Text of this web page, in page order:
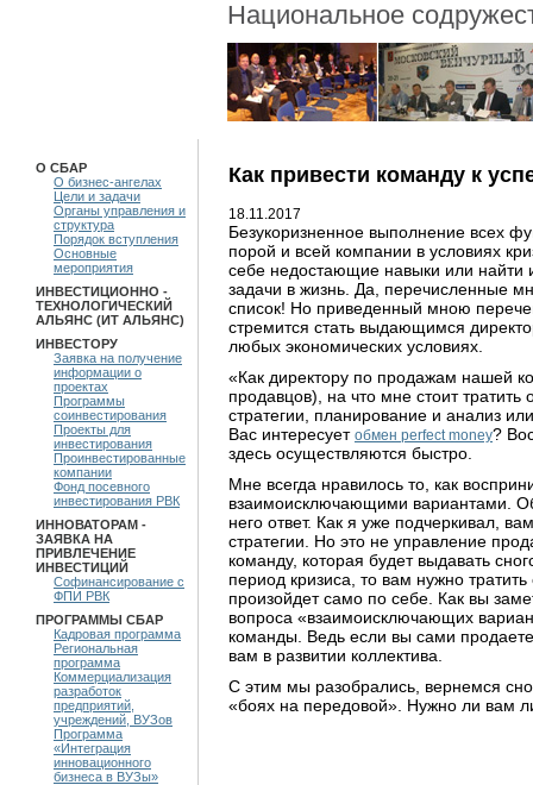
Национальное
О СБАР
О бизнес-ангелах
Цели и задачи
Органы управления и
структура
Порядок вступления
Основные
мероприятия
ИНВЕСТИЦИОННО -
ТЕХНОЛОГИЧЕСКИЙ
АЛЬЯНС (ИТ АЛЬЯНС)
ИНВЕСТОРУ
Заявка на получение
информации о
проектах
Программы
соинвестирования
Проекты для
инвестирования
Проинвестированные
компании
Фонд посевного
инвестирования РВК
ИННОВАТОРАМ -
ЗАЯВКА НА
ПРИВЛЕЧЕНИЕ
ИНВЕСТИЦИЙ
Софинансирование с
ФПИ РВК
ПРОГРАММЫ СБАР
Кадровая программа
Региональная
программа
Коммерциализация
разработок
предприятий,
учреждений, ВУЗов
Программа
«Интеграция
инновационного
бизнеса в ВУЗы»
Как привести команду к
18.11.2017
Безукоризненное выполнение всех
порой и всей компании в условиях
себе недостающие навыки или найти
задачи в жизнь. Да, перечисленные
список! Но приведенный мною
стремится стать выдающимся
любых экономических условиях.
«Как директору по продажам нашей
продавцов), на что мне стоит
стратегии, планирование и анализ
Вас интересует обмен perfect money?
здесь осуществляются быстро.
Мне всегда нравилось то, как
взаимоисключающими вариантами.
него ответ. Как я уже подчеркивал,
стратегии. Но это не управление
команду, которая будет выдавать
период кризиса, то вам нужно
произойдет само по себе. Как вы
вопроса «взаимоисключающих
команды. Ведь если вы сами
вам в развитии коллектива.
С этим мы разобрались, вернемся
«боях на передовой». Нужно ли вам